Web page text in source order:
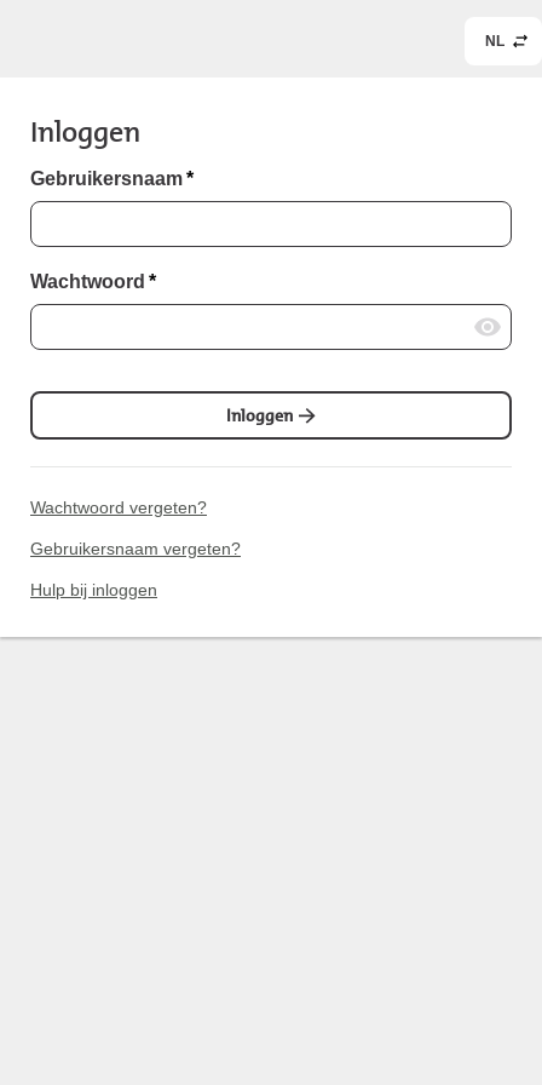
NL
Inloggen
Gebruikersnaam*
Wachtwoord *
Inloggen
Wachtwoord vergeten?
Gebruikersnaam vergeten?
Hulp bij inloggen